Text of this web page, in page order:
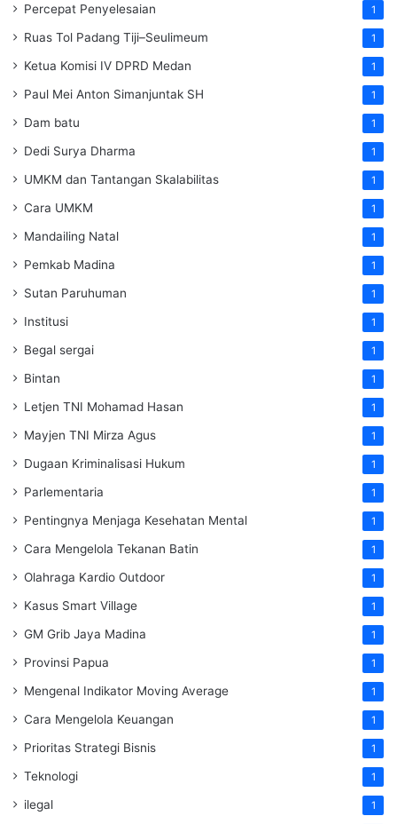
Percepat Penyelesaian 1
Ruas Tol Padang Tiji–Seulimeum 1
Ketua Komisi IV DPRD Medan 1
Paul Mei Anton Simanjuntak SH 1
Dam batu 1
Dedi Surya Dharma 1
UMKM dan Tantangan Skalabilitas 1
Cara UMKM 1
Mandailing Natal 1
Pemkab Madina 1
Sutan Paruhuman 1
Institusi 1
Begal sergai 1
Bintan 1
Letjen TNI Mohamad Hasan 1
Mayjen TNI Mirza Agus 1
Dugaan Kriminalisasi Hukum 1
Parlementaria 1
Pentingnya Menjaga Kesehatan Mental 1
Cara Mengelola Tekanan Batin 1
Olahraga Kardio Outdoor 1
Kasus Smart Village 1
GM Grib Jaya Madina 1
Provinsi Papua 1
Mengenal Indikator Moving Average 1
Cara Mengelola Keuangan 1
Prioritas Strategi Bisnis 1
Teknologi 1
ilegal 1